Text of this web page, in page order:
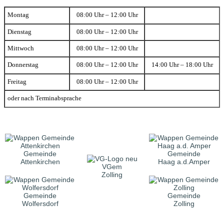
Montag 08:00 Uhr – 12:00 Uhr
Dienstag 08:00 Uhr – 12:00 Uhr
Mittwoch 08:00 Uhr – 12:00 Uhr
Donnerstag 08:00 Uhr – 12:00 Uhr 14:00 Uhr – 18:00 Uhr
Freitag 08:00 Uhr – 12:00 Uhr
oder nach Terminabsprache
Gemeinde
Attenkirchen
VGem
Zolling
Gemeinde
Haag a.d.Amper
Gemeinde
Wolfersdorf
Gemeinde
Zolling